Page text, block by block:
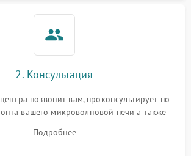
2. Консультация
позвонит вам, проконсультирует по
вашего микроволновой печи а также
Подробнее